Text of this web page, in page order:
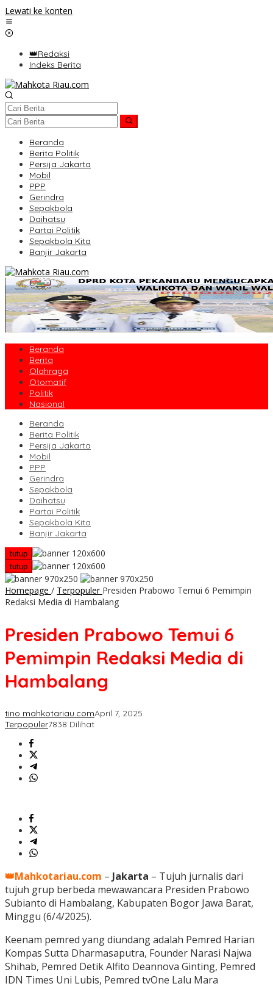
Lewati ke konten
👑Redaksi
Indeks Berita
Beranda
Berita Politik
Persija Jakarta
Mobil
PPP
Gerindra
Sepakbola
Daihatsu
Partai Politik
Sepakbola Kita
Banjir Jakarta
Beranda
Berita
Olahraga
Otomatif
Politik
Nasional
Beranda
Berita Politik
Persija Jakarta
Mobil
PPP
Gerindra
Sepakbola
Daihatsu
Partai Politik
Sepakbola Kita
Banjir Jakarta
tutup
tutup
Homepage / Terpopuler Presiden Prabowo Temui 6 Pemimpin
Redaksi Media di Hambalang
Presiden Prabowo Temui 6
Pemimpin Redaksi Media di
Hambalang
tino mahkotariau.comApril 7, 2025
Terpopuler7838 Dilihat
👑Mahkotariau.com – Jakarta – Tujuh jurnalis dari
tujuh grup berbeda mewawancara Presiden Prabowo
Subianto di Hambalang, Kabupaten Bogor Jawa Barat,
Minggu (6/4/2025).
Keenam pemred yang diundang adalah Pemred Harian
Kompas Sutta Dharmasaputra, Founder Narasi Najwa
Shihab, Pemred Detik Alfito Deannova Ginting, Pemred
IDN Times Uni Lubis, Pemred tvOne Lalu Mara